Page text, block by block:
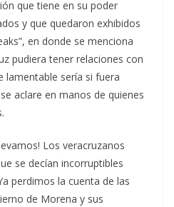
que tiene en su poder
y que quedaron exhibidos
en donde se menciona
pudiera tener relaciones con
lamentable sería si fuera
aclare en manos de quienes
Los veracruzanos
se decían incorruptibles
perdimos la cuenta de las
de Morena y sus